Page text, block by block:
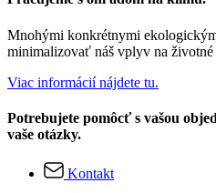
Mnohými konkrétnymi
minimalizovať náš vplyv na životné
Viac informácií nájdete tu.
Potrebujete pomôcť s vašou
vaše otázky.
Kontakt